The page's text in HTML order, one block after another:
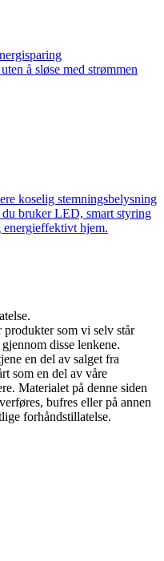
å sløse med strømmen
koselig stemningsbelysning
bruker LED, smart styring
energieffektivt hjem.
som vi selv står
disse lenkene.
en del av salget fra
som en del av våre
Materialet på denne siden
bufres eller på annen
forhåndstillatelse.